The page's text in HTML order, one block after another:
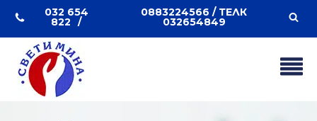
032 654
822
0883224566 / ТЕЛК
032654849